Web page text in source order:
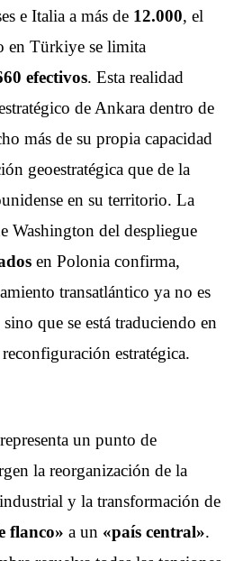
e Italia a más de 12.000, el
en Türkiye se limita
efectivos. Esta realidad
de Ankara dentro de
más de su propia capacidad
geoestratégica que de la
en su territorio. La
Washington del despliegue
en Polonia confirma,
transatlántico ya no es
que se está traduciendo en
estratégica.
un punto de
la reorganización de la
y la transformación de
flanco» a un «país central».